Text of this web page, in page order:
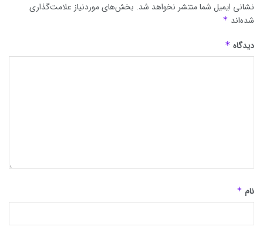
نشانی ایمیل شما منتشر نخواهد شد. بخش‌های موردنیاز علامت‌گذاری
شده‌اند *
دیدگاه *
نام *